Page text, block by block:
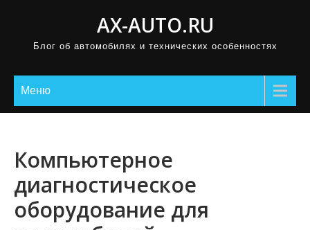
AX-AUTO.RU
Блог об автомобилях и технических особенностях
Меню
Компьютерное
диагностическое
оборудование для